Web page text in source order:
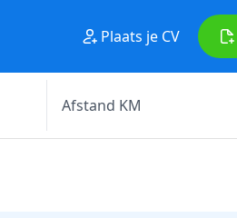
Plaats je CV